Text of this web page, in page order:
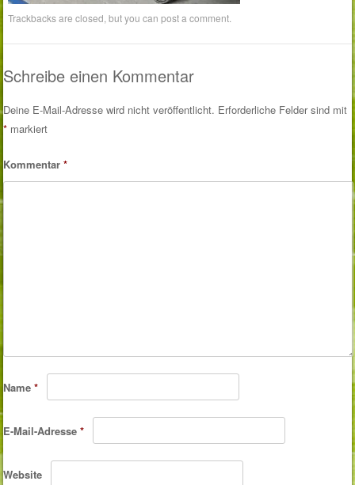
Trackbacks are closed, but you canpost a comment
Schreibe einen Kommentar
Deine E-Mail-Adresse wird nicht veröffentlicht. Erforderliche Felder sind mit
* markiert
Kommentar*
Name*
E-Mail-Adresse*
Website